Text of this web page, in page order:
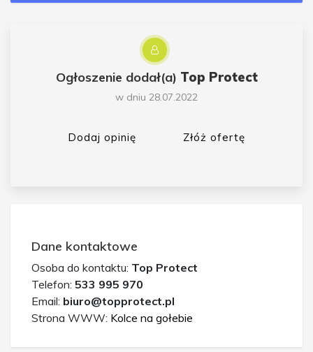
Ogłoszenie dodał(a) Top Protect
w dniu 28.07.2022
Dodaj opinię Złóż ofertę
Dane kontaktowe
Osoba do kontaktu: Top Protect
Telefon: 533 995 970
Email: biuro@topprotect.pl
Strona WWW: Kolce na gołebie